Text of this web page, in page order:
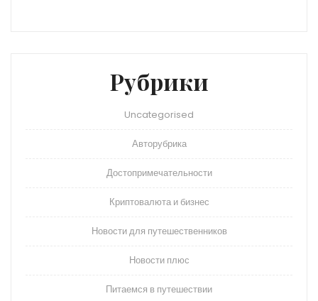
Рубрики
Uncategorised
Авторубрика
Достопримечательности
Криптовалюта и бизнес
Новости для путешественников
Новости плюс
Питаемся в путешествии